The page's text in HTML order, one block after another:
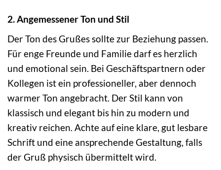
2. Angemessener Ton und Stil
Der Ton des Grußes sollte zur Beziehung passen.
Für enge Freunde und Familie darf es herzlich
und emotional sein. Bei Geschäftspartnern oder
Kollegen ist ein professioneller, aber dennoch
warmer Ton angebracht. Der Stil kann von
klassisch und elegant bis hin zu modern und
kreativ reichen. Achte auf eine klare, gut lesbare
Schrift und eine ansprechende Gestaltung, falls
der Gruß physisch übermittelt wird.